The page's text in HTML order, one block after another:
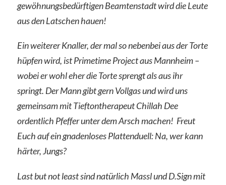
gewöhnungsbedürftigen Beamtenstadt wird die Leute
aus den Latschen hauen!
Ein weiterer Knaller, der mal so nebenbei aus der Torte
hüpfen wird, ist Primetime Project aus Mannheim –
wobei er wohl eher die Torte sprengt als aus ihr
springt. Der Mann gibt gern Vollgas und wird uns
gemeinsam mit Tieftontherapeut Chillah Dee
ordentlich Pfeffer unter dem Arsch machen! Freut
Euch auf ein gnadenloses Plattenduell: Na, wer kann
härter, Jungs?
Last but not least sind natürlich Massl und D.Sign mit